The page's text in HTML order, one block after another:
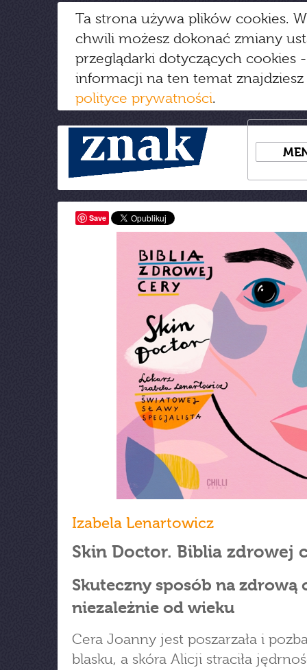
Ta strona używa plików cookies.
chwili możesz dokonać zmiany
przeglądarki dotyczących cookies
informacji na ten temat
polityce prywatności.
Save
Izabela Lenartowicz
Skin Doctor. Biblia zdrowej
Skuteczny sposób na zdrową
niezależnie od wieku
Cera Joanny jest poszarzała i
blasku, a skóra Alicji straciła